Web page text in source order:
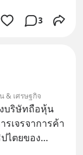
3
& เศรษฐกิจ
บริษัทถือหุ้น
รเจรจาการค้า
ไตยของ